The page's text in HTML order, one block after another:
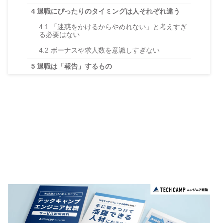
4 退職にぴったりのタイミングは人それぞれ違う
4.1
「迷惑をかけるからやめれない」と考えすぎ
る必要はない
4.2 ボーナスや求人数を意識しすぎない
5 退職は「報告」するもの